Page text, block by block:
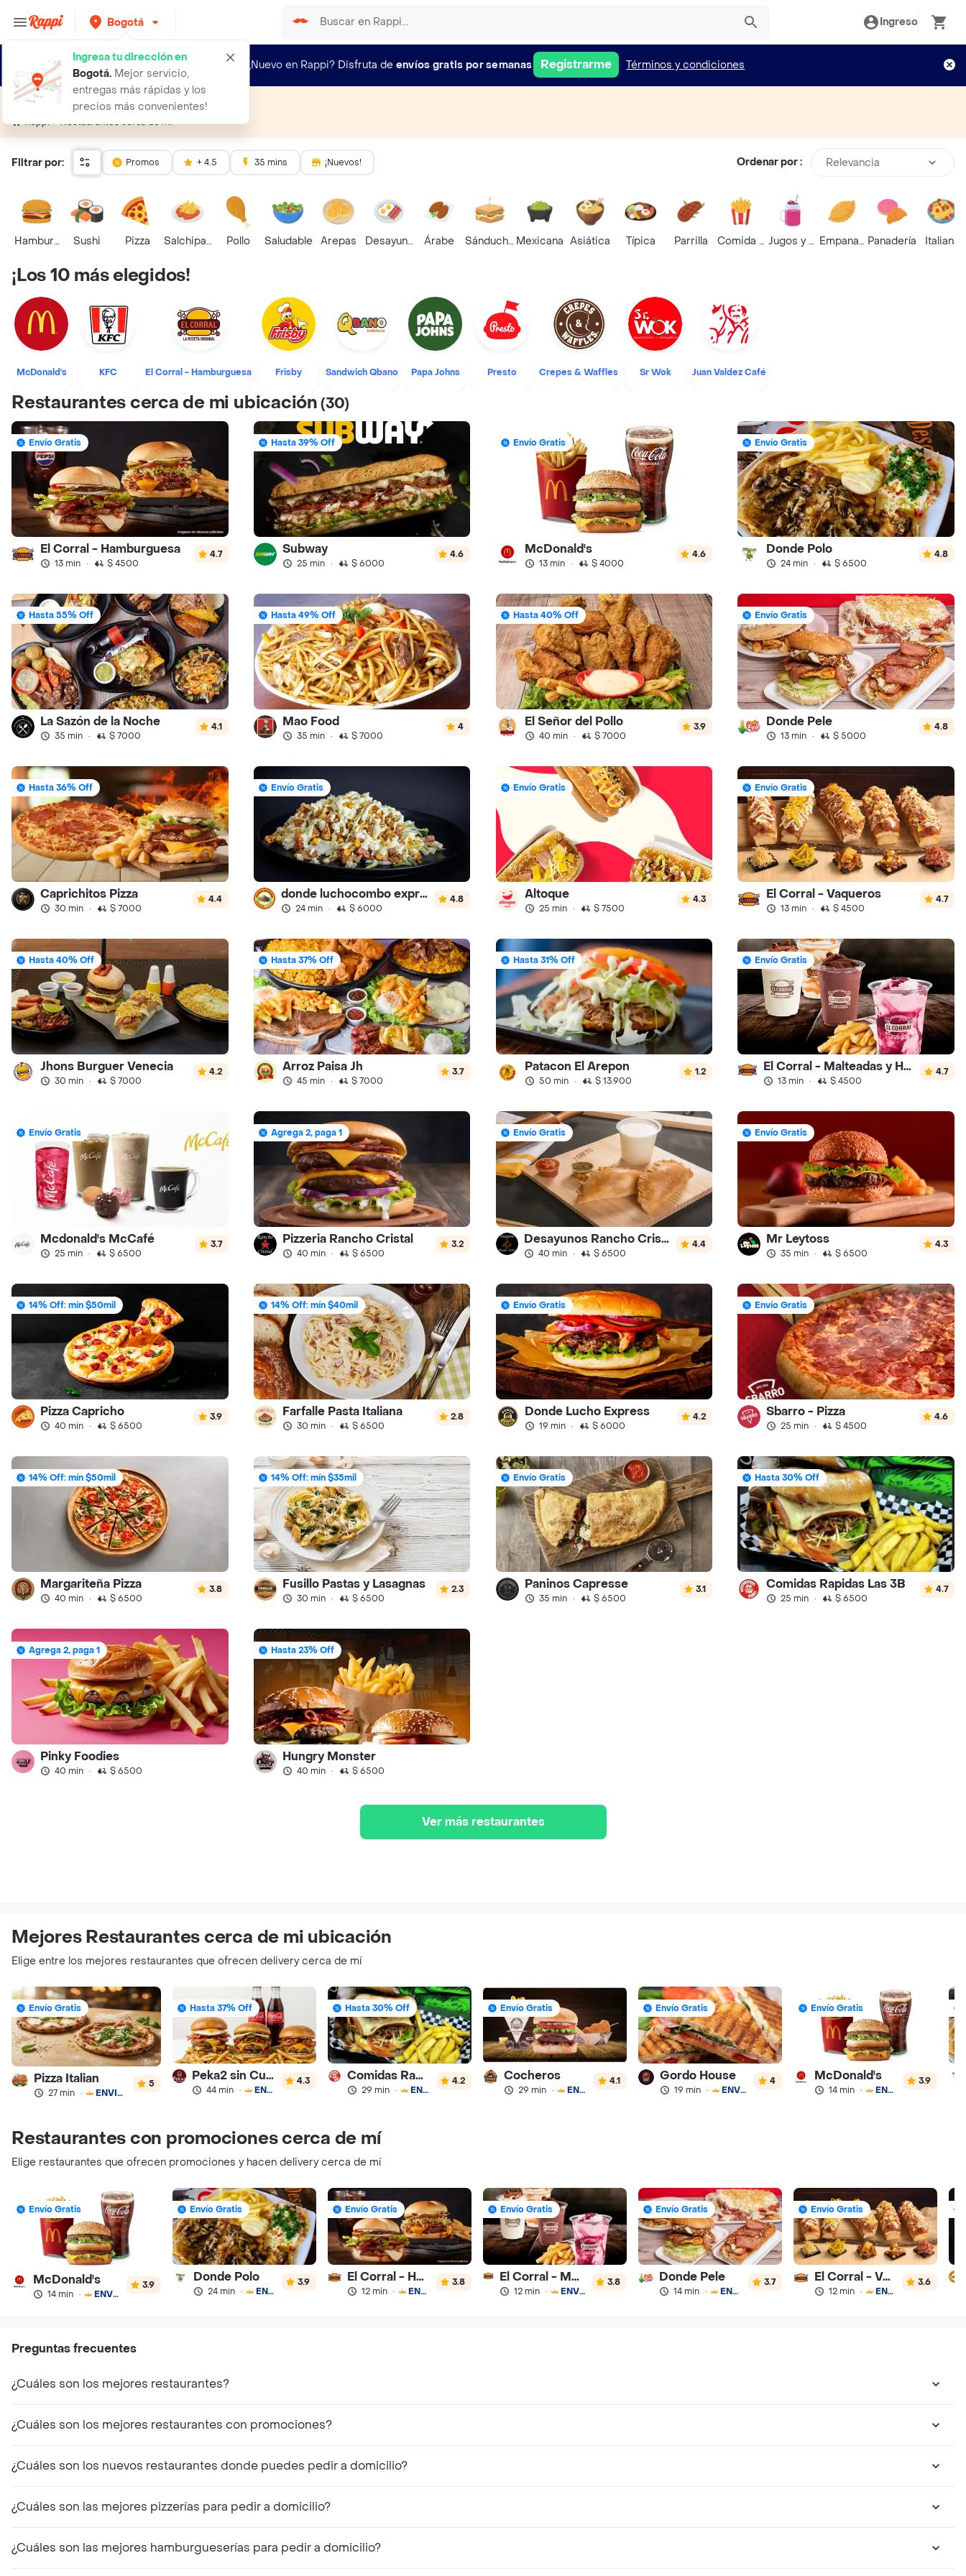
Bogotá
Ingresa tu dirección en
Bogotá. Mejor servicio,
entregas más rápidas y los
precios más convenientes!
Ingreso
¿Nuevo en Rappi? Disfruta de envíos gratis por semanas Registrarme Términos y condiciones
Restaurantes cerca de mí
Rappi Restaurantes cerca de mí
Filtrar por: Promos + 4.5 35 mins ¡Nuevos! Ordenar por : Relevancia
HamburguesaSushi Pizza Salchipapas Pollo Saludable Arepas Desayunos Árabe SánduchesMexicana Asiática Típica Parrilla Comida RápidaJugos y BatidosEmpanadasPanadería Italiana
¡Los 10 más elegidos!
McDonald's KFC El Corral - Hamburguesa Frisby Sandwich Qbano Papa Johns Presto Crepes & Waffles Sr Wok Juan Valdez Café
Restaurantes cerca de mi ubicación(30)
Envío Gratis
El Corral - Hamburguesa
13 min · $ 4500
4.7
Hasta 39% Off
Subway
25 min · $ 6000
4.6
Envío Gratis
McDonald's
13 min · $ 4000
4.6
Envío Gratis
Donde Polo
24 min · $ 6500
4.8
Hasta 55% Off
La Sazón de la Noche
35 min · $ 7000
4.1
Hasta 49% Off
Mao Food
35 min · $ 7000
4
Hasta 40% Off
El Señor del Pollo
40 min · $ 7000
3.9
Envío Gratis
Donde Pele
13 min · $ 5000
4.8
Hasta 36% Off
Caprichitos Pizza
30 min · $ 7000
4.4
Envío Gratis
donde luchocombo express
24 min · $ 6000
4.8
Envío Gratis
Altoque
25 min · $ 7500
4.3
Envío Gratis
El Corral - Vaqueros
13 min · $ 4500
4.7
Hasta 40% Off
Jhons Burguer Venecia
30 min · $ 7000
4.2
Hasta 37% Off
Arroz Paisa Jh
45 min · $ 7000
3.7
Hasta 31% Off
Patacon El Arepon
50 min · $ 13.900
1.2
Envío Gratis
El Corral - Malteadas y Helados
13 min · $ 4500
4.7
Envío Gratis
Mcdonald's McCafé
25 min · $ 6500
3.7
Agrega 2, paga 1
Pizzeria Rancho Cristal
40 min · $ 6500
3.2
Envío Gratis
Desayunos Rancho Cristal
40 min · $ 6500
4.4
Envío Gratis
Mr Leytoss
35 min · $ 6500
4.3
14% Off: mín $50mil
Pizza Capricho
40 min · $ 6500
3.9
14% Off: mín $40mil
Farfalle Pasta Italiana
30 min · $ 6500
2.8
Envío Gratis
Donde Lucho Express
19 min · $ 6000
4.2
Envío Gratis
Sbarro - Pizza
25 min · $ 4500
4.6
14% Off: mín $50mil
Margariteña Pizza
40 min · $ 6500
3.8
14% Off: mín $35mil
Fusillo Pastas y Lasagnas
30 min · $ 6500
2.3
Envío Gratis
Paninos Capresse
35 min · $ 6500
3.1
Hasta 30% Off
Comidas Rapidas Las 3B
25 min · $ 6500
4.7
Agrega 2, paga 1
Pinky Foodies
40 min · $ 6500
Hasta 23% Off
Hungry Monster
40 min · $ 6500
Ver más restaurantes
Mejores Restaurantes cerca de mi ubicación
Elige entre los mejores restaurantes que ofrecen delivery cerca de mí
Envío Gratis
Pizza Italian
27 min · ENVÍO GRATIS
5
Hasta 37% Off
Peka2 sin Culpa Lourdes
44 min · ENVÍO GRATIS
4.3
Hasta 30% Off
Comidas Rapidas Las 3B
29 min · ENVÍO GRATIS
4.2
Envío Gratis
Cocheros
29 min · ENVÍO GRATIS
4.1
Envío Gratis
Gordo House
19 min · ENVÍO GRATIS
4
Envío Gratis
McDonald's
14 min · ENVÍO GRATIS
3.9
Restaurantes con promociones cerca de mí
Elige restaurantes que ofrecen promociones y hacen delivery cerca de mí
Envío Gratis
McDonald's
14 min · ENVÍO GRATIS
3.9
Envío Gratis
Donde Polo
24 min · ENVÍO GRATIS
3.9
Envío Gratis
El Corral - Hamburguesa
12 min · ENVÍO GRATIS
3.8
Envío Gratis
El Corral - Malteadas y Helados
12 min · ENVÍO GRATIS
3.8
Envío Gratis
Donde Pele
14 min · ENVÍO GRATIS
3.7
Envío Gratis
El Corral - Vaqueros
12 min · ENVÍO GRATIS
3.6
Preguntas frecuentes
¿Cuáles son los mejores restaurantes?
¿Cuáles son los mejores restaurantes con promociones?
¿Cuáles son los nuevos restaurantes donde puedes pedir a domicilio?
¿Cuáles son las mejores pizzerías para pedir a domicilio?
¿Cuáles son las mejores hamburgueserías para pedir a domicilio?